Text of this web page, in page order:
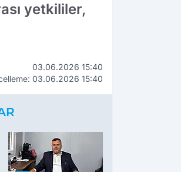
yetkililer,
03.06.2026 15:40
03.06.2026 15:40